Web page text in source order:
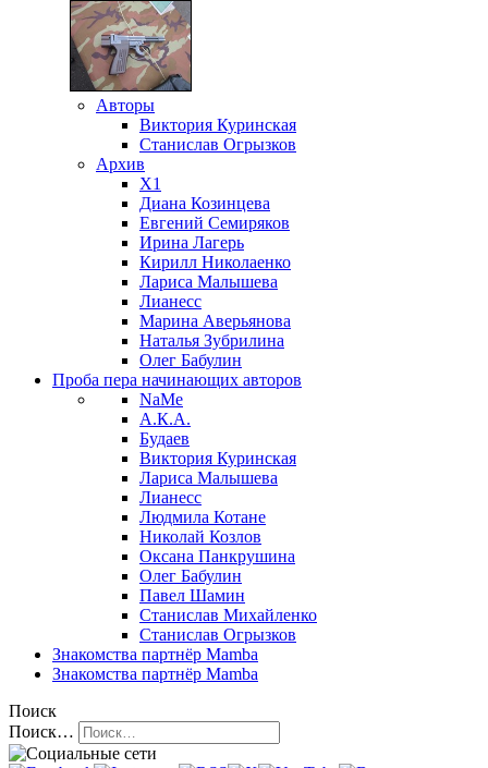
Авторы
Виктория Куринская
Станислав Огрызков
Архив
X1
Диана Козинцева
Евгений Семиряков
Ирина Лагерь
Кирилл Николаенко
Лариса Малышева
Лианесс
Марина Аверьянова
Наталья Зубрилина
Олег Бабулин
Проба пера начинающих авторов
NaMe
А.К.А.
Будаев
Виктория Куринская
Лариса Малышева
Лианесс
Людмила Котане
Николай Козлов
Оксана Панкрушина
Олег Бабулин
Павел Шамин
Станислав Михайленко
Станислав Огрызков
Знакомства партнёр Mamba
Знакомства партнёр Mamba
Поиск
Поиск…